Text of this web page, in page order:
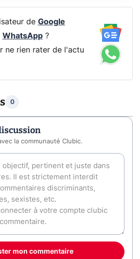
de Google
WhatsApp?
ne rien rater de l'actu
0
la communauté Clubic.
mon commentaire